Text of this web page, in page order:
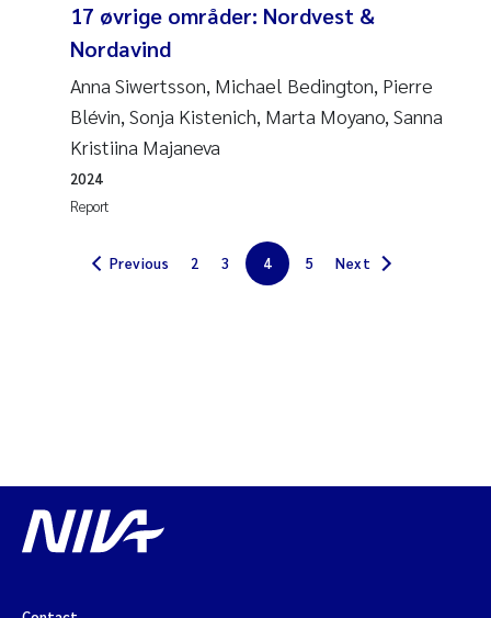
James Edward Sample
Erik Höglund
Rita Næss
Sabine Marty
Marijana Stenrud Brkljacic
Leah Amber Jackson-Blake
Cathrine Brecke Gundersen
17 øvrige områder: Nordvest &
Nordavind
Anna Siwertsson, Michael Bedington, Pierre
Blévin, Sonja Kistenich, Marta Moyano, Sanna
Kristiina Majaneva
Report
2024
Previous 2 3 4 5 Next